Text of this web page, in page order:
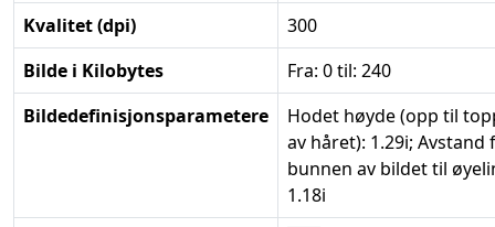
Kvalitet (dpi)
300
Bilde i Kilobytes
Fra: 0 til: 240
Bildedefinisjonsparametere
Hodet høyde (opp til
av håret): 1.29i; Avstand
bunnen av bildet til
1.18i